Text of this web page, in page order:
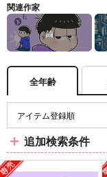
関連作家
繭
全年齢
追加検索条件